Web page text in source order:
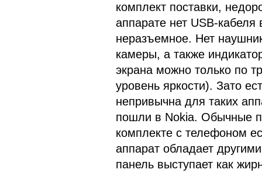
комплект поставки,
аппарате нет USB-кабеля
неразъемное. Нет
камеры, а также
экрана можно только по
уровень яркости). Зато
непривычна для таких
пошли в Nokia. Обычные
комплекте с телефоном
аппарат обладает
панель выступает как